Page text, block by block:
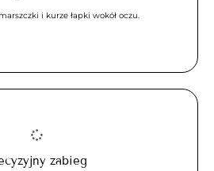
i kurze łapki wokół oczu.
zabieg